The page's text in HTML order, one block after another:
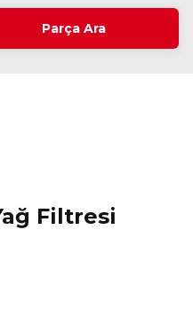
Parça Ara
Filtresi